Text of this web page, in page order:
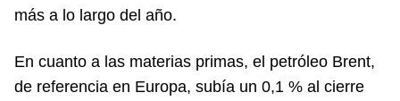
más a lo largo del año.
En cuanto a las materias primas, el petróleo Brent,
de referencia en Europa, subía un 0,1 % al cierre